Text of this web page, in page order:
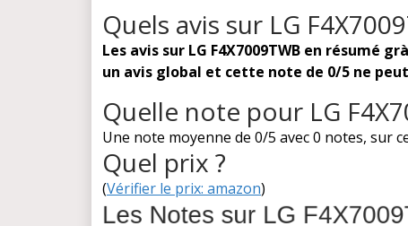
Quels avis sur LG
Les avis sur LG F4X7009TWB en résumé
un avis global et cette note de 0/5 ne
Quelle note pour LG
Une note moyenne de 0/5 avec 0 notes, sur
Quel prix ?
(Vérifier le prix: amazon)